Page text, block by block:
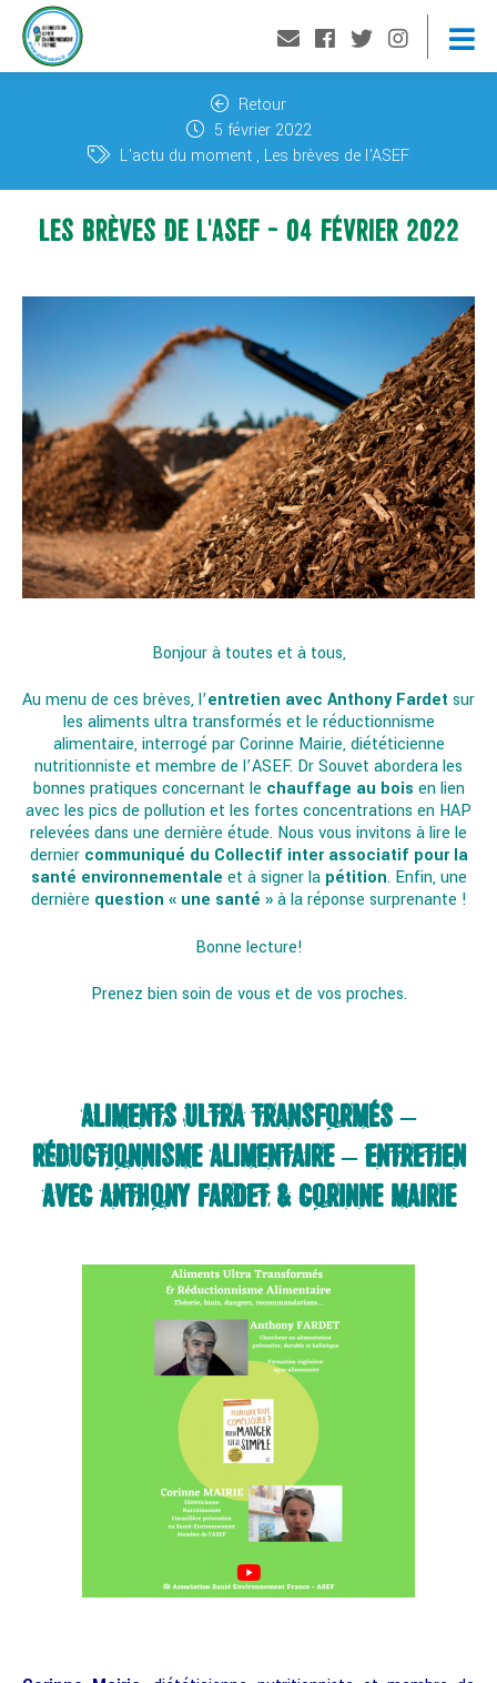
Retour
5 février 2022
L'actu du moment Les brèves de l'ASEF
LES BRÈVES DE L'ASEF - 04 FÉVRIER 2022
Bonjour à toutes et à tous,
Au menu de ces brèves, l’entretien avec Anthony Fardet sur
les aliments ultra transformés et le réductionnisme
alimentaire, interrogé par Corinne Mairie, diététicienne
nutritionniste et membre de l’ASEF. Dr Souvet abordera les
bonnes pratiques concernant le chauffage au bois en lien
avec les pics de pollution et les fortes concentrations en HAP
relevées dans une dernière étude. Nous vous invitons à lire le
dernier communiqué du Collectif inter associatif pour la
santé environnementale et à signer la pétition. Enfin, une
dernière question « une santé »à la réponse surprenante !
Bonne lecture!
Prenez bien soin de vous et de vos proches.
ALIMENTS ULTRA TRANSFORMÉS –
RÉDUCTIONNISME ALIMENTAIRE – ENTRETIEN
AVEC ANTHONY FARDET & CORINNE MAIRIE